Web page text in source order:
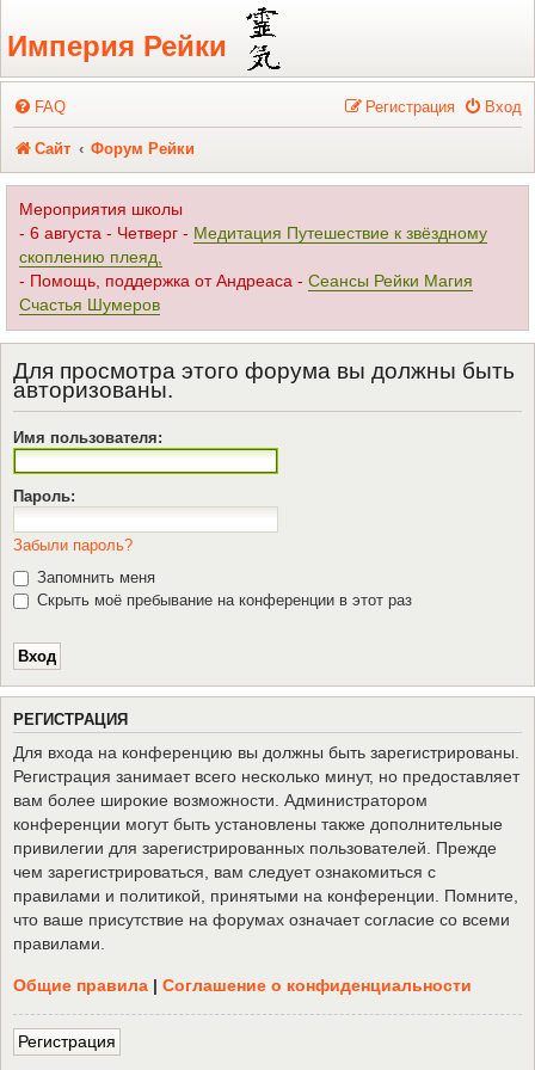
Регистрация
Империя Рейки
FAQ Вход
Регистрация
Сайт Форум Рейки
Мероприятия школы
- 6 августа - Четверг - Медитация Путешествие к звёздному
скоплению плеяд,
- Помощь, поддержка от Андреаса - Сеансы Рейки Магия
Счастья Шумеров
Для просмотра этого форума вы должны быть
авторизованы.
Имя пользователя:
Пароль:
Забыли пароль?
Запомнить меня
Скрыть моё пребывание на конференции в этот раз
РЕГИСТРАЦИЯ
Для входа на конференцию вы должны быть зарегистрированы.
Регистрация занимает всего несколько минут, но предоставляет
вам более широкие возможности. Администратором
конференции могут быть установлены также дополнительные
привилегии для зарегистрированных пользователей. Прежде
чем зарегистрироваться, вам следует ознакомиться с
правилами и политикой, принятыми на конференции. Помните,
что ваше присутствие на форумах означает согласие со всеми
правилами.
Общие правила | Соглашение о конфиденциальности
Регистрация